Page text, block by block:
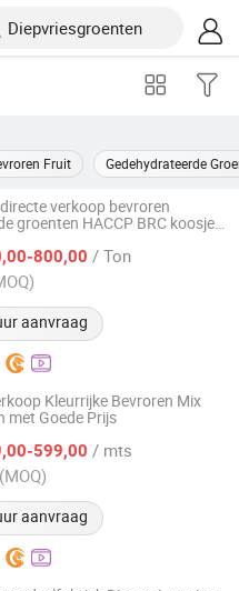
Fruit Gedehydrateerde
verkoop bevroren
groenten HACCP BRC koosjer
800,00 / Ton
aanvraag
Food Co., Ltd.
2025
Kleurrijke Bevroren Mix
met Goede Prijs
599,00 / mts
(MOQ)
aanvraag
Co., Ltd.
Sinds 2019